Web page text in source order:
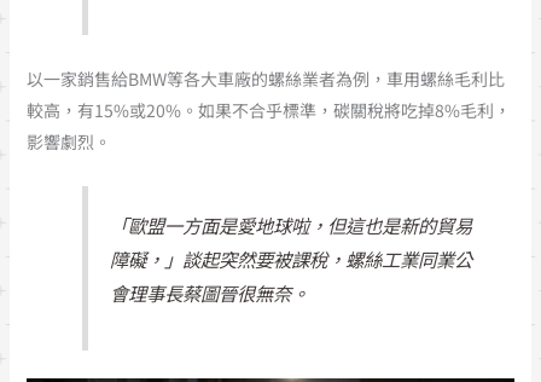
以一家銷售給BMW等各大車廠的螺絲業者為例，車用螺絲毛利比
較高，有15%或20%。如果不合乎標準，碳關稅將吃掉8%毛利，
影響劇烈。
「歐盟一方面是愛地球啦，但這也是新的貿易
障礙，」談起突然要被課稅，螺絲工業同業公
會理事長蔡圖晉很無奈。